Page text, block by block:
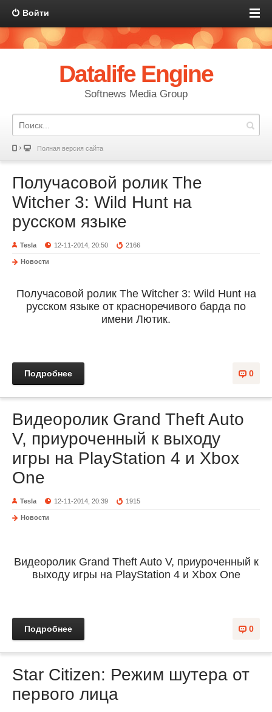
Войти
Datalife Engine
Softnews Media Group
Полная версия сайта
Получасовой ролик The
Witcher 3: Wild Hunt на
русском языке
Tesla 12-11-2014, 20:50 2166
Новости
Получасовой ролик The Witcher 3: Wild Hunt на
русском языке от красноречивого барда по
имени Лютик.
0
Подробнее
Видеоролик Grand Theft Auto
V, приуроченный к выходу
игры на PlayStation 4 и Xbox
One
Tesla 12-11-2014, 20:39 1915
Новости
Видеоролик Grand Theft Auto V, приуроченный к
выходу игры на PlayStation 4 и Xbox One
0
Подробнее
Star Citizen: Режим шутера от
первого лица